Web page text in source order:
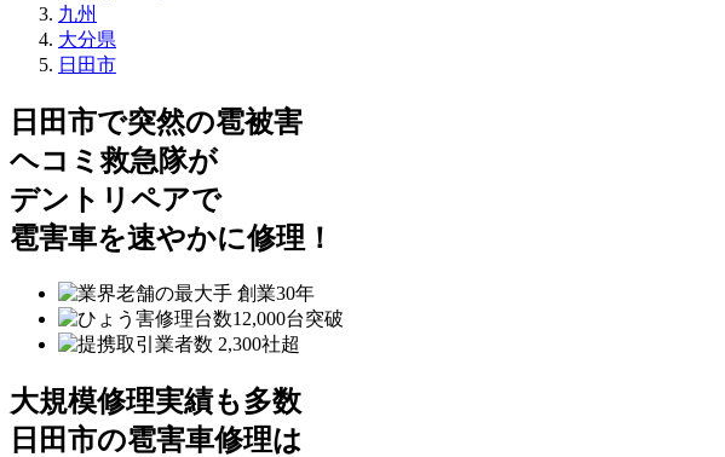
九州
大分県
日田市
日田市で突然の雹被害
ヘコミ救急隊が
デントリペアで
雹害車を速やかに修理！
大規模修理実績も多数
日田市の雹害車修理は